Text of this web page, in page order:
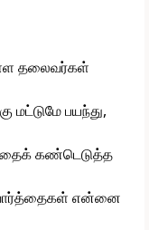
தலைவர்கள்
மட்டுமே பயந்து,
கண்டெடுத்த
என்னை